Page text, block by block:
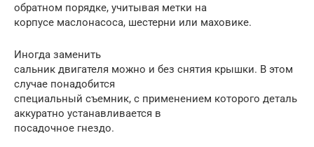
обратном порядке, учитывая метки на
корпусе маслонасоса, шестерни или маховике.
Иногда заменить
сальник двигателя можно и без снятия крышки. В этом
случае понадобится
специальный съемник, с применением которого деталь
аккуратно устанавливается в
посадочное гнездо.